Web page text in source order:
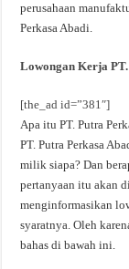
perusahaan
Perkasa Abadi.
Lowongan Kerja
[the_ad id=”381″]
Apa itu PT. Putra
PT. Putra Perkasa
milik siapa? Dan
pertanyaan itu akan
menginformasikan
syaratnya. Oleh
bahas di bawah ini.